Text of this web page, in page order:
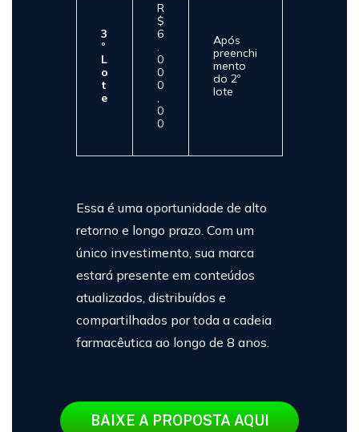
3
º
L
o
t
e
R
$
6
.
0
0
0
,
0
0
Após
preenchi
mento
do 2º
lote
Essa é uma oportunidade de alto
retorno e longo prazo. Com um
único investimento, sua marca
estará presente em conteúdos
atualizados, distribuídos e
compartilhados por toda a cadeia
farmacêutica ao longo de 8 anos.
BAIXE A PROPOSTA AQUI